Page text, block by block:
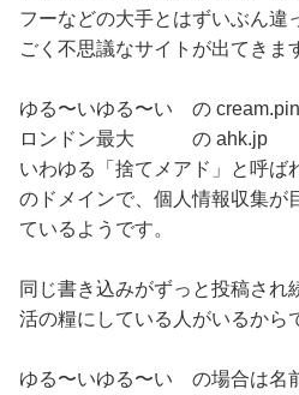
フーなどの大手とはずいぶん違
ごく不思議なサイトが出てきま
ゆる〜いゆる〜い の
ロンドン最大 の ahk.jp
いわゆる「捨てメアド」と呼ば
のドメインで、個人情報収集が
ているようです。
同じ書き込みがずっと投稿され
活の糧にしている人がいるから
ゆる〜いゆる〜い の場合は名